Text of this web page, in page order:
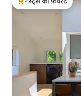
गेस्ट्स का टॉप फ़ेवरेट